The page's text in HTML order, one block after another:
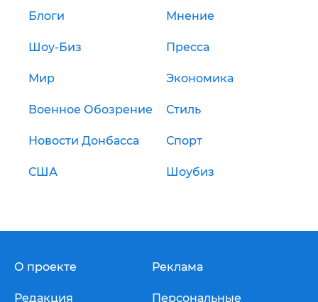
Блоги Мнение
Шоу-Биз Пресса
Мир Экономика
Военное Обозрение Стиль
Новости Донбасса Спорт
США Шоубиз
О проекте
Редакция
Реклама
Персональные